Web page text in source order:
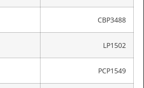
CBP3488
LP1502
PCP1549